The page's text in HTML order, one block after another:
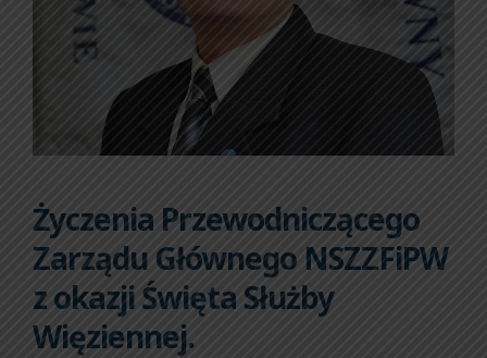
Życzenia Przewodniczącego
Zarządu Głównego NSZZFiPW
z okazji Święta Służby
Więziennej.